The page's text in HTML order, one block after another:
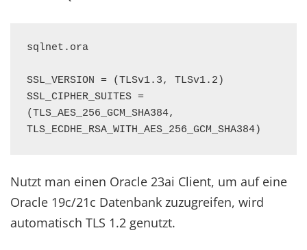
sqlnet.ora
SSL_VERSION = (TLSv1.3, TLSv1.2)
SSL_CIPHER_SUITES =
(TLS_AES_256_GCM_SHA384,
TLS_ECDHE_RSA_WITH_AES_256_GCM_SHA384)
Nutzt man einen Oracle 23ai Client, um auf eine
Oracle 19c/21c Datenbank zuzugreifen, wird
automatisch TLS 1.2 genutzt.